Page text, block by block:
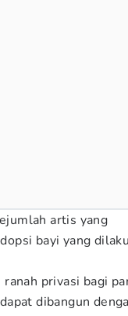
artis yang
bayi yang
privasi bagi
dibangun